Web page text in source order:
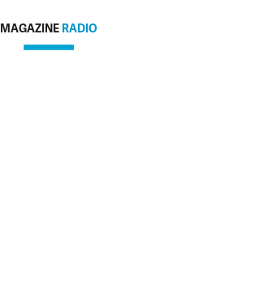
MAGAZINE RADIO